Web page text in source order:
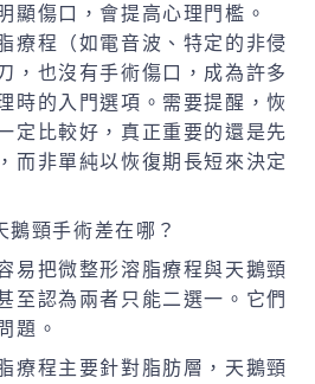
顯傷口，會提高心理門檻。
療程（如電音波、特定的非侵
，也沒有手術傷口，成為許多
時的入門選項。需要提醒，恢
定比較好，真正重要的還是先
而非單純以恢復期長短來決定
頸手術差在哪？
易把微整形溶脂療程與天鵝頸
至認為兩者只能二選一。它們
題。
療程主要針對脂肪層，天鵝頸